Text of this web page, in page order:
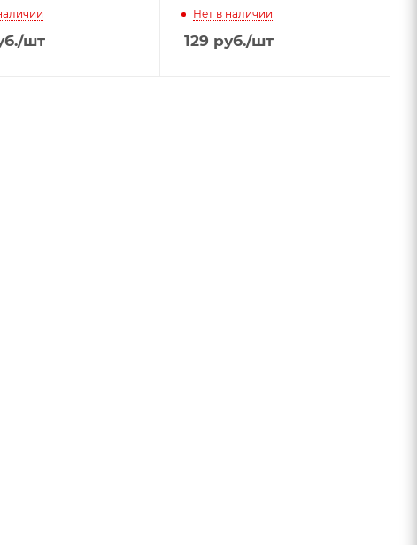
/шт
Нет в наличии
129 руб./шт